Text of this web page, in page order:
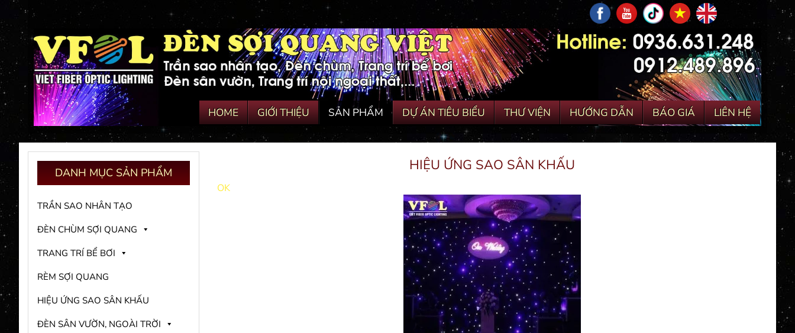
HOME GIỚI THIỆU SẢN PHẨM DỰ ÁN TIÊU BIỂU THƯ VIỆN HƯỚNG DẪN BÁO GIÁ LIÊN HỆ
HIỆU ỨNG SAO SÂN KHẤU
OK
DANH MỤC SẢN PHẨM
TRẦN SAO NHÂN TẠO
ĐÈN CHÙM SỢI QUANG
TRANG TRÍ BỂ BƠI
RÈM SỢI QUANG
HIỆU ỨNG SAO SÂN KHẤU
ĐÈN SÂN VƯỜN, NGOÀI TRỜI